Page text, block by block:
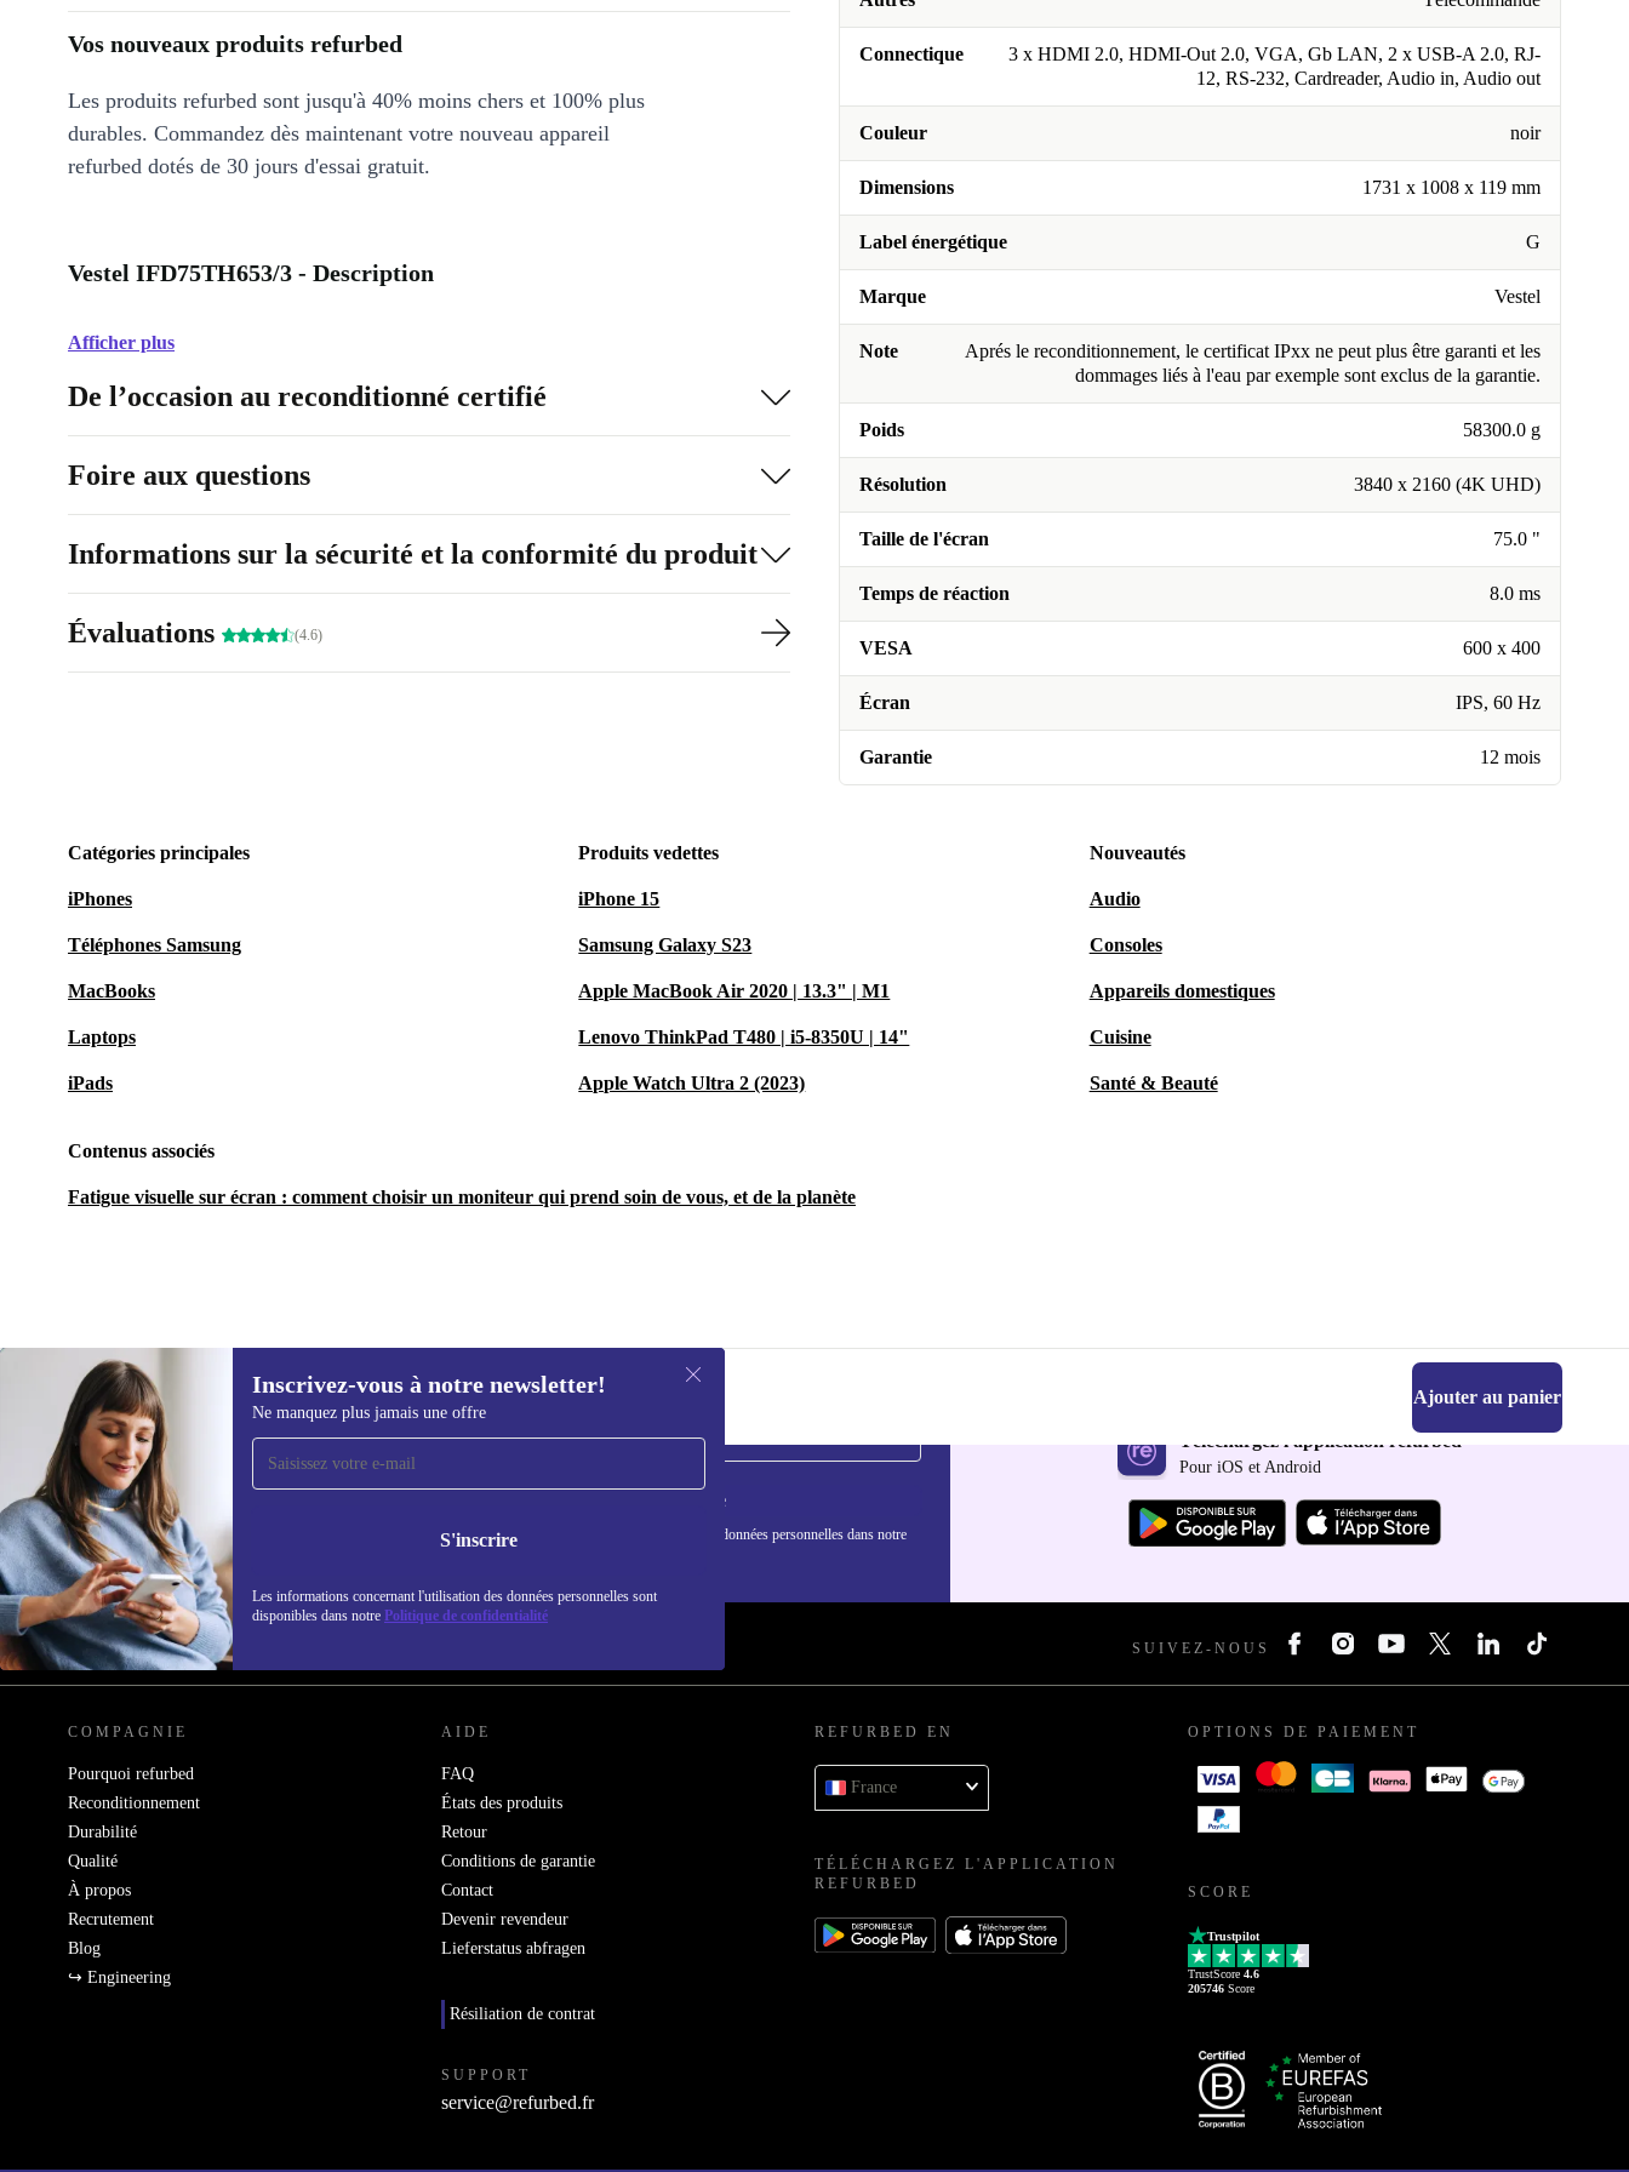
Connectique
3 x HDMI 2.0, HDMI-Out 2.0, VGA, Gb LAN, 2 x USB-A 2.0, RJ-
12, RS-232, Cardreader, Audio in, Audio out
Couleur noir
Dimensions 1731 x 1008 x 119 mm
Label énergétique G
Marque Vestel
Note
Aprés le reconditionnement, le certificat IPxx ne peut plus être garanti et les
dommages liés à l'eau par exemple sont exclus de la garantie.
Poids 58300.0 g
Résolution 3840 x 2160 (4K UHD)
Taille de l'écran 75.0 "
Temps de réaction 8.0 ms
VESA 600 x 400
Écran IPS, 60 Hz
Garantie 12 mois
Vos nouveaux produits refurbed
Les produits refurbed sont jusqu'à 40% moins chers et 100% plus
durables. Commandez dès maintenant votre nouveau appareil
refurbed dotés de 30 jours d'essai gratuit.
Vestel IFD75TH653/3 - Description
Afficher plus
De l’occasion au reconditionné certifié
Foire aux questions
Informations sur la sécurité et la conformité du produit
Évaluations (4.6)
Catégories principales
iPhones
Téléphones Samsung
MacBooks
Laptops
iPads
Produits vedettes
iPhone 15
Samsung Galaxy S23
Apple MacBook Air 2020 | 13.3" | M1
Lenovo ThinkPad T480 | i5-8350U | 14"
Apple Watch Ultra 2 (2023)
Nouveautés
Audio
Consoles
Appareils domestiques
Cuisine
Santé & Beauté
Contenus associés
Fatigue visuelle sur écran : comment choisir un moniteur qui prend soin de vous, et de la planète
1 583,14 € Ajouter au panier
Inscrivez-vous à notre newsletter!
Ne manquez plus jamais une offre
S'inscrire
Les informations concernant l'utilisation des données personnelles sont
disponibles dans notre Politique de confidentialité
Recevoir offres et infos de
refurbed par mail
Ne manquez plus aucune offre.
S'inscrire
Retrouvez les informations sur l'utilisation des données personnelles dans notre
Téléchargez l'application refurbed
Pour iOS et Android
REFURBED FRANCE - RETHINK NEW. SUIVEZ-NOUS
COMPAGNIE
Pourquoi refurbed
Reconditionnement
Durabilité
Qualité
À propos
Recrutement
Blog
↪ Engineering
AIDE
FAQ
États des produits
Retour
Conditions de garantie
Contact
Devenir revendeur
Lieferstatus abfragen
Résiliation de contrat
SUPPORT
service@refurbed.fr
REFURBED EN
France
TÉLÉCHARGEZ L'APPLICATION
REFURBED
OPTIONS DE PAIEMENT
SCORE
Trustpilot
TrustScore 4.6
205746 Score